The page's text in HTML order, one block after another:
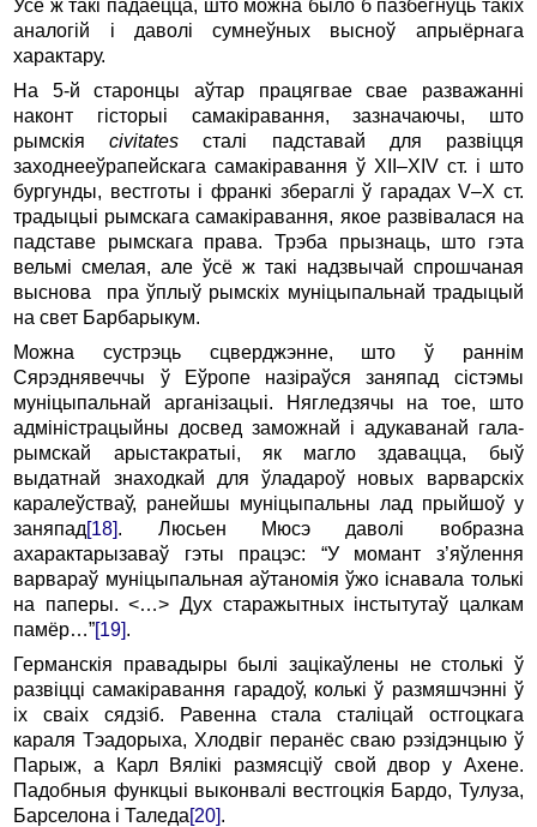
Усё ж такі падаецца, што можна было б пазбегнуць такіх
аналогій і даволі сумнеўных высноў апрыёрнага
характару.
На 5-й старонцы аўтар працягвае свае разважанні
наконт гісторыі самакіравання, зазначаючы, што
рымскіяcivitates сталі падставай для развіцця
заходнееўрапейскага самакіравання ў XII–XIV ст. і што
бургунды, вестготы і франкі збераглі ў гарадах V–X ст.
традыцыі рымскага самакіравання, якое развівалася на
падставе рымскага права. Трэба прызнаць, што гэта
вельмі смелая, але ўсё ж такі надзвычай спрошчаная
выснова пра ўплыў рымскіх муніцыпальнай традыцый
на свет Барбарыкум.
Можна сустрэць сцверджэнне, што ў раннім
Сярэднявеччы ў Еўропе назіраўся заняпад сістэмы
муніцыпальнай арганізацыі. Нягледзячы на тое, што
адміністрацыйны досвед заможнай і адукаванай гала-
рымскай арыстакратыі, як магло здавацца, быў
выдатнай знаходкай для ўладароў новых варварскіх
каралеўстваў, ранейшы муніцыпальны лад прыйшоў у
заняпад[18]. Люсьен Мюсэ даволі вобразна
ахарактарызаваў гэты працэс: “У момант з’яўлення
варвараў муніцыпальная аўтаномія ўжо існавала толькі
на паперы. <…> Дух старажытных інстытутаў цалкам
памёр…”[19].
Германскія правадыры былі зацікаўлены не столькі ў
развіцці самакіравання гарадоў, колькі ў размяшчэнні ў
іх сваіх сядзіб. Равенна стала сталіцай остгоцкага
караля Тэадорыха, Хлодвіг перанёс сваю рэзідэнцыю ў
Парыж, а Карл Вялікі размясціў свой двор у Ахене.
Падобныя функцыі выконвалі вестгоцкія Бардо, Тулуза,
Барселона і Таледа[20].